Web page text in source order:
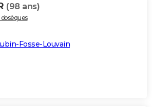
(98 ans)
Fosse-Louvain